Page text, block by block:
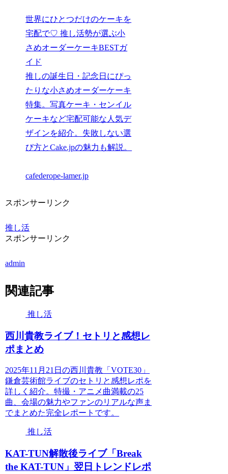
世界にひとつだけのケーキを
宅配で♡ 推し活勢が選ぶ小
さめオーダーケーキBESTガ
イド
推しの誕生日・記念日にぴっ
たりな小さめオーダーケーキ
特集。写真ケーキ・センイル
ケーキなど宅配可能な人気デ
ザインを紹介。失敗しない選
び方とCake.jpの魅力も解説。
cafederope-lamer.jp
スポンサーリンク
推し活
スポンサーリンク
admin
関連記事
推し活
西川貴教ライブ！セトリと感想レ
ポまとめ
2025年11月21日の西川貴教「VOTE30」
鎌倉芸術館ライブのセトリと感想レポを
詳しく紹介。特撮・アニメ曲満載の25
曲、会場の魅力やファンのリアルな声ま
でまとめた完全レポートです。
推し活
KAT-TUN解散後ライブ「Break
the KAT-TUN」翌日トレンドレポ